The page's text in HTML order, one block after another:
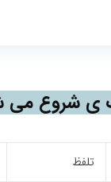
ی شروع می
تلفظ